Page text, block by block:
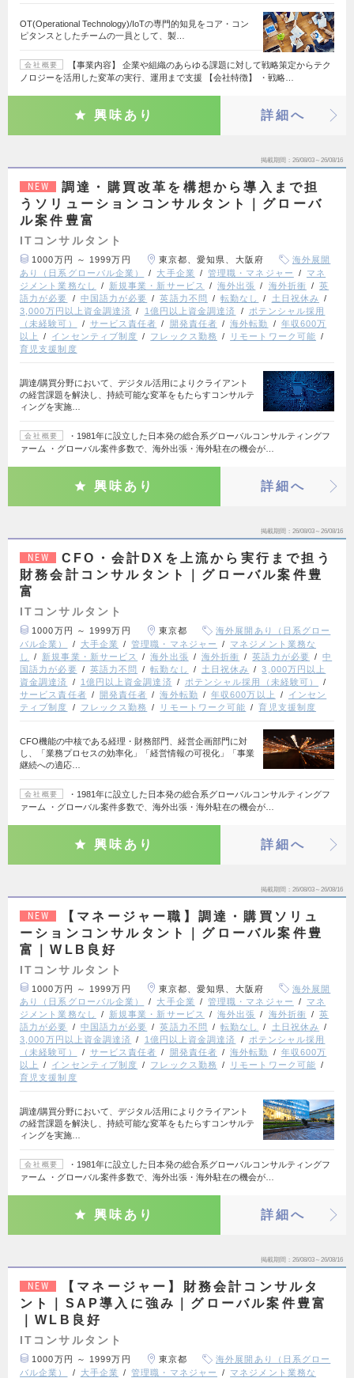
OT(Operational Technology)/IoTの専門的知見をコア・コン
ピタンスとしたチームの一員として、製…
会社概要
【事業内容】 企業や組織のあらゆる課題に対して戦略策定からテク
ノロジーを活用した変革の実行、運用まで支援 【会社特徴】 ・戦略…
興味あり 詳細へ
掲載期間 26/08/03～26/08/16
NEW
調達・購買改革を構想から導入まで担
うソリューションコンサルタント｜グローバ
ル案件豊富
ITコンサルタント
1000万円 ～ 1999万円 東京都、愛知県、大阪府
海外展開
あり（日系グローバル企業）
大手企業 管理職・マネジャー
マネ
ジメント業務なし
新規事業・新サービス 海外出張 海外折衝
英
語力が必要
中国語力が必要 英語力不問 転勤なし
土日祝休み
3,000万円以上資金調達済
1億円以上資金調達済
ポテンシャル採用
（未経験可）
サービス責任者 開発責任者 海外転勤
年収600万
以上
インセンティブ制度 フレックス勤務
リモートワーク可能
育児支援制度
調達/購買分野において、デジタル活用によりクライアント
の経営課題を解決し、持続可能な変革をもたらすコンサルテ
ィングを実施…
会社概要
・1981年に設立した日本発の総合系グローバルコンサルティングフ
ァーム ・グローバル案件多数で、海外出張・海外駐在の機会が…
興味あり 詳細へ
掲載期間 26/08/03～26/08/16
NEW
CFO・会計DXを上流から実行まで担う
財務会計コンサルタント｜グローバル案件豊
富
ITコンサルタント
1000万円 ～ 1999万円 東京都
海外展開あり（日系グロー
バル企業）
大手企業 管理職・マネジャー
マネジメント業務な
し
新規事業・新サービス 海外出張 海外折衝 英語力が必要
中
国語力が必要
英語力不問 転勤なし 土日祝休み
3,000万円以上
資金調達済
1億円以上資金調達済
ポテンシャル採用（未経験可）
サービス責任者
開発責任者 海外転勤 年収600万以上
インセン
ティブ制度
フレックス勤務 リモートワーク可能 育児支援制度
CFO機能の中核である経理・財務部門、経営企画部門に対
し、「業務プロセスの効率化」「経営情報の可視化」「事業
継続への適応…
会社概要
・1981年に設立した日本発の総合系グローバルコンサルティングフ
ァーム ・グローバル案件多数で、海外出張・海外駐在の機会が…
興味あり 詳細へ
掲載期間 26/08/03～26/08/16
NEW
【マネージャー職】調達・購買ソリュ
ーションコンサルタント｜グローバル案件豊
富｜WLB良好
ITコンサルタント
1000万円 ～ 1999万円 東京都、愛知県、大阪府
海外展開
あり（日系グローバル企業）
大手企業 管理職・マネジャー
マネ
ジメント業務なし
新規事業・新サービス 海外出張 海外折衝
英
語力が必要
中国語力が必要 英語力不問 転勤なし
土日祝休み
3,000万円以上資金調達済
1億円以上資金調達済
ポテンシャル採用
（未経験可）
サービス責任者 開発責任者 海外転勤
年収600万
以上
インセンティブ制度 フレックス勤務
リモートワーク可能
育児支援制度
調達/購買分野において、デジタル活用によりクライアント
の経営課題を解決し、持続可能な変革をもたらすコンサルテ
ィングを実施…
会社概要
・1981年に設立した日本発の総合系グローバルコンサルティングフ
ァーム ・グローバル案件多数で、海外出張・海外駐在の機会が…
興味あり 詳細へ
掲載期間 26/08/03～26/08/16
NEW
【マネージャー】財務会計コンサルタ
ント｜SAP導入に強み｜グローバル案件豊富
｜WLB良好
ITコンサルタント
1000万円 ～ 1999万円 東京都
海外展開あり（日系グロー
バル企業）
大手企業 管理職・マネジャー
マネジメント業務な